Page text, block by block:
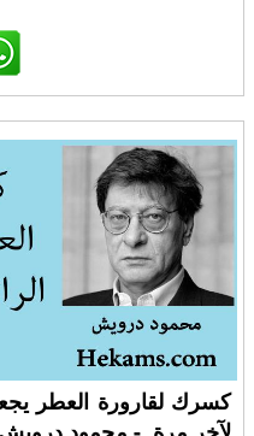
كسرك لقارورة العطر